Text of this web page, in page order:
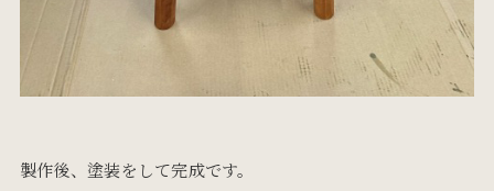
製作後、塗装をして完成です。